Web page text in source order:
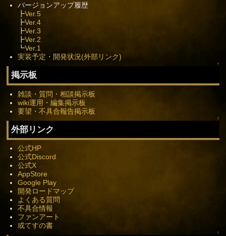
バージョンアップ履歴
┣Ver.5
┣Ver.4
┣Ver.3
┣Ver.2
┗Ver.1
実装予定・開発状況(外部リンク)
↑
掲示板
雑談・質問・相談掲示板
wiki運用・編集掲示板
要望・不具合報告掲示板
↑
外部リンク
公式HP
公式Discord
公式X
AppStore
Google Play
開発ロードマップ
よくある質問
不具合情報
ファンアート
或てすの書
↑